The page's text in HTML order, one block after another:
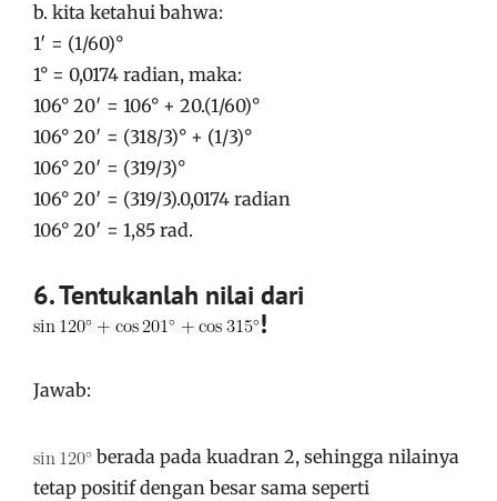
b. kita ketahui bahwa:
1′ = (1/60)°
1° = 0,0174 radian, maka:
106° 20′ = 106° + 20.(1/60)°
106° 20′ = (318/3)° + (1/3)°
106° 20′ = (319/3)°
106° 20′ = (319/3).0,0174 radian
106° 20′ = 1,85 rad.
6. Tentukanlah nilai dari
!
Jawab:
berada pada kuadran 2, sehingga nilainya
tetap positif dengan besar sama seperti